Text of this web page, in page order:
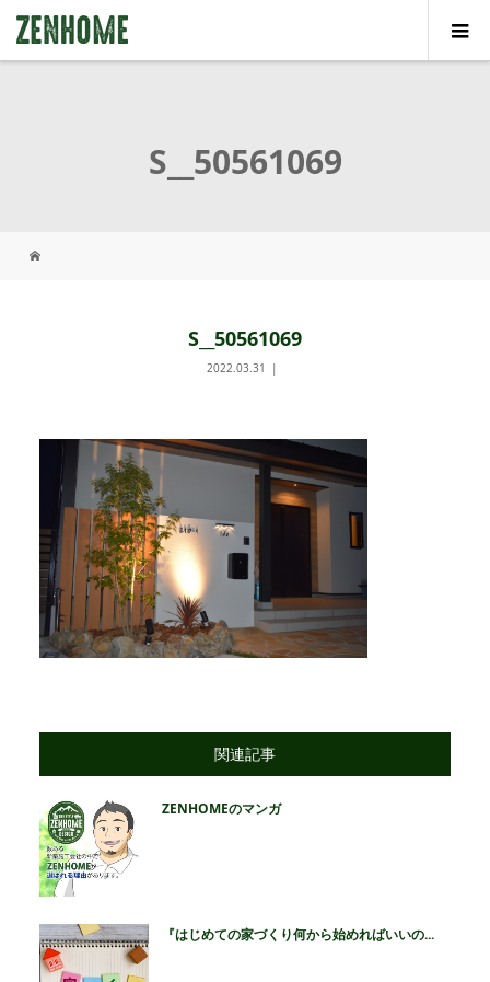
S__50561069
S__50561069
2022.03.31
関連記事
ZENHOMEのマンガ
『はじめての家づくり何から始めればいいの...